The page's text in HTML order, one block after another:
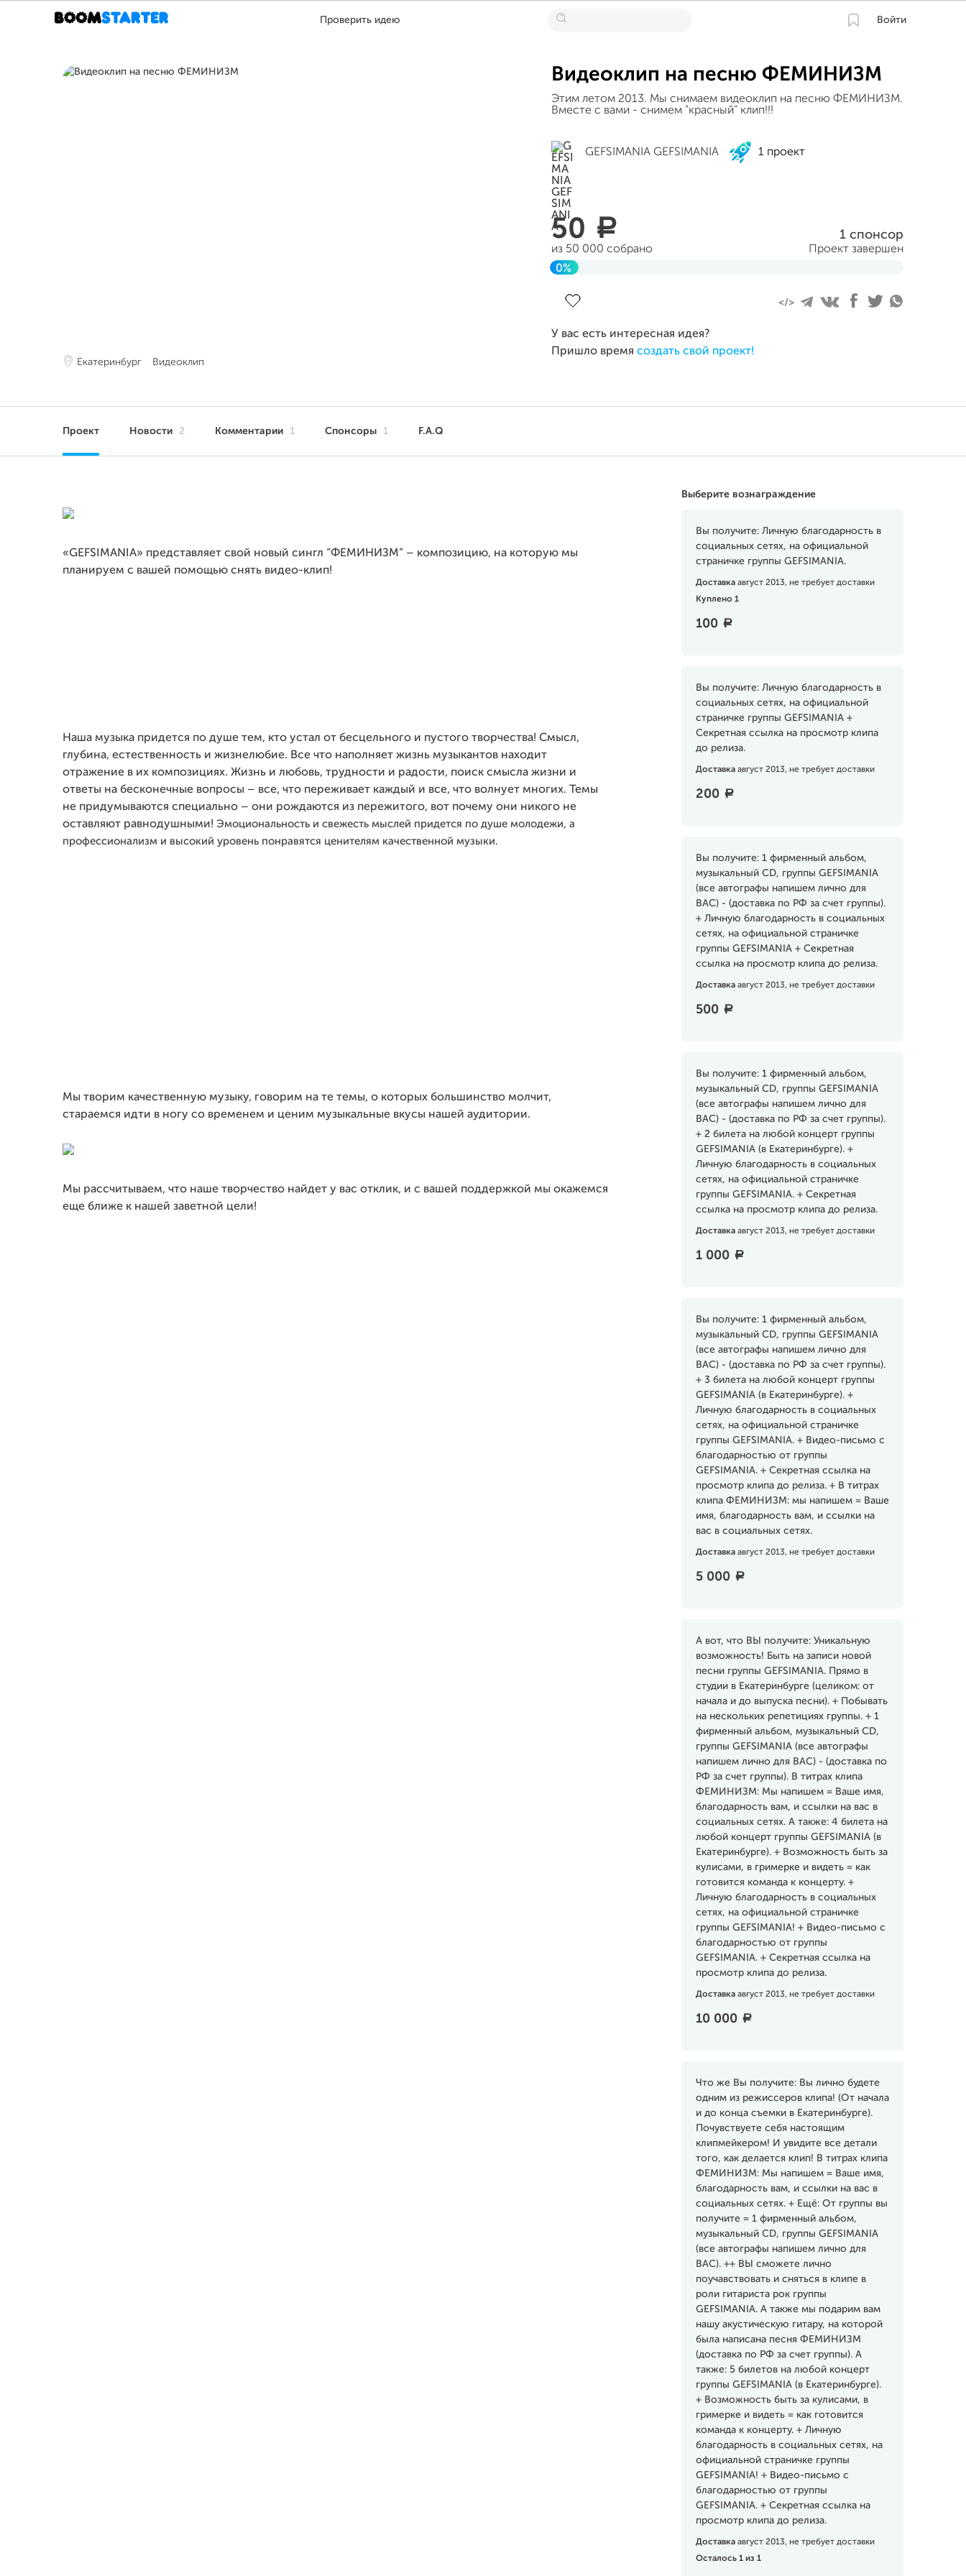
Проверить идею Войти
Екатеринбург Видеоклип
Видеоклип на песню ФЕМИНИЗМ
Этим летом 2013. Мы снимаем видеоклип на песню ФЕМИНИЗМ.
Вместе с вами - снимем "красный" клип!!!
GEFSIMANIA GEFSIMANIA 1 проект
50 a
из 50 000 собрано
1 спонсор
Проект завершен
0%
У вас есть интересная идея?
Пришло время создать свой проект!
Проект Новости 2 Комментарии 1 Спонсоры 1 F.A.Q
Выберите вознаграждение
Вы получите: Личную благодарность в
социальных сетях, на официальной
страничке группы GEFSIMANIA.
Доставка август 2013, не требует доставки
Куплено 1
100 a
Вы получите: Личную благодарность в
социальных сетях, на официальной
страничке группы GEFSIMANIA +
Секретная ссылка на просмотр клипа
до релиза.
Доставка август 2013, не требует доставки
200 a
Вы получите: 1 фирменный альбом,
музыкальный CD, группы GEFSIMANIA
(все автографы напишем лично для
ВАС) - (доставка по РФ за счет группы).
+ Личную благодарность в социальных
сетях, на официальной страничке
группы GEFSIMANIA + Секретная
ссылка на просмотр клипа до релиза.
Доставка август 2013, не требует доставки
500 a
Вы получите: 1 фирменный альбом,
музыкальный CD, группы GEFSIMANIA
(все автографы напишем лично для
ВАС) - (доставка по РФ за счет группы).
+ 2 билета на любой концерт группы
GEFSIMANIA (в Екатеринбурге). +
Личную благодарность в социальных
сетях, на официальной страничке
группы GEFSIMANIA. + Секретная
ссылка на просмотр клипа до релиза.
Доставка август 2013, не требует доставки
1 000 a
Вы получите: 1 фирменный альбом,
музыкальный CD, группы GEFSIMANIA
(все автографы напишем лично для
ВАС) - (доставка по РФ за счет группы).
+ 3 билета на любой концерт группы
GEFSIMANIA (в Екатеринбурге). +
Личную благодарность в социальных
сетях, на официальной страничке
группы GEFSIMANIA. + Видео-письмо с
благодарностью от группы
GEFSIMANIA. + Секретная ссылка на
просмотр клипа до релиза. + В титрах
клипа ФЕМИНИЗМ: мы напишем = Ваше
имя, благодарность вам, и ссылки на
вас в социальных сетях.
Доставка август 2013, не требует доставки
5 000 a
А вот, что ВЫ получите: Уникальную
возможность! Быть на записи новой
песни группы GEFSIMANIA. Прямо в
студии в Екатеринбурге (целиком: от
начала и до выпуска песни). + Побывать
на нескольких репетициях группы. + 1
фирменный альбом, музыкальный CD,
группы GEFSIMANIA (все автографы
напишем лично для ВАС) - (доставка по
РФ за счет группы). В титрах клипа
ФЕМИНИЗМ: Мы напишем = Ваше имя,
благодарность вам, и ссылки на вас в
социальных сетях. А также: 4 билета на
любой концерт группы GEFSIMANIA (в
Екатеринбурге). + Возможность быть за
кулисами, в гримерке и видеть = как
готовится команда к концерту. +
Личную благодарность в социальных
сетях, на официальной страничке
группы GEFSIMANIA! + Видео-письмо с
благодарностью от группы
GEFSIMANIA. + Секретная ссылка на
просмотр клипа до релиза.
Доставка август 2013, не требует доставки
10 000 a
Что же Вы получите: Вы лично будете
одним из режиссеров клипа! (От начала
и до конца съемки в Екатеринбурге).
Почувствуете себя настоящим
клипмейкером! И увидите все детали
того, как делается клип! В титрах клипа
ФЕМИНИЗМ: Мы напишем = Ваше имя,
благодарность вам, и ссылки на вас в
социальных сетях. + Ещё: От группы вы
получите = 1 фирменный альбом,
музыкальный CD, группы GEFSIMANIA
(все автографы напишем лично для
ВАС). ++ ВЫ сможете лично
поучавствовать и сняться в клипе в
роли гитариста рок группы
GEFSIMANIA. А также мы подарим вам
нашу акустическую гитару, на которой
была написана песня ФЕМИНИЗМ
(доставка по РФ за счет группы). А
также: 5 билетов на любой концерт
группы GEFSIMANIA (в Екатеринбурге).
+ Возможность быть за кулисами, в
гримерке и видеть = как готовится
команда к концерту. + Личную
благодарность в социальных сетях, на
официальной страничке группы
GEFSIMANIA! + Видео-письмо с
благодарностью от группы
GEFSIMANIA. + Секретная ссылка на
просмотр клипа до релиза.
Доставка август 2013, не требует доставки
Осталось 1 из 1
«GEFSIMANIA» представляет свой новый сингл “ФЕМИНИЗМ” – композицию, на которую мы
планируем с вашей помощью снять видео-клип!
Наша музыка придется по душе тем, кто устал от бесцельного и пустого творчества! Смысл,
глубина, естественность и жизнелюбие. Все что наполняет жизнь музыкантов находит
отражение в их композициях. Жизнь и любовь, трудности и радости, поиск смысла жизни и
ответы на бесконечные вопросы – все, что переживает каждый и все, что волнует многих. Темы
не придумываются специально – они рождаются из пережитого, вот почему они никого не
оставляют равнодушными! Эмоциональность и свежесть мыслей придется по душе молодежи, а
профессионализм и высокий уровень понравятся ценителям качественной музыки.
Мы творим качественную музыку, говорим на те темы, о которых большинство молчит,
стараемся идти в ногу со временем и ценим музыкальные вкусы нашей аудитории.
Мы рассчитываем, что наше творчество найдет у вас отклик, и с вашей поддержкой мы окажемся
еще ближе к нашей заветной цели!